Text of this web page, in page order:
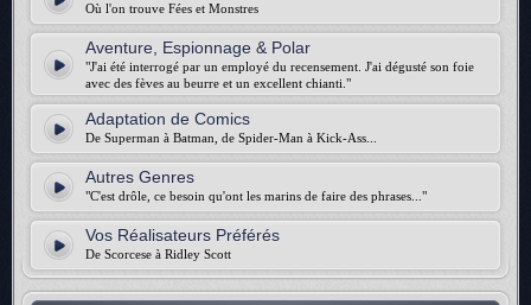
Où l'on trouve Fées et Monstres
Aventure, Espionnage & Polar
"J'ai été interrogé par un employé du recensement. J'ai dégusté son foie
avec des fèves au beurre et un excellent chianti."
Adaptation de Comics
De Superman à Batman, de Spider-Man à Kick-Ass...
Autres Genres
"C'est drôle, ce besoin qu'ont les marins de faire des phrases..."
Vos Réalisateurs Préférés
De Scorcese à Ridley Scott